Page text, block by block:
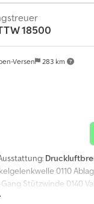
Versen 283 km
18500
0110
Stützwinde 0140
mit